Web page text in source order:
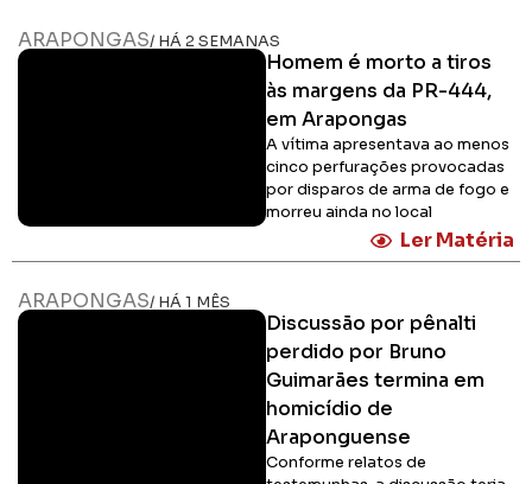
ARAPONGAS/ HÁ 2 SEMANAS
Homem é morto a tiros
às margens da PR-444,
em Arapongas
A vítima apresentava ao menos
cinco perfurações provocadas
por disparos de arma de fogo e
morreu ainda no local
Ler Matéria
ARAPONGAS/ HÁ 1 MÊS
Discussão por pênalti
perdido por Bruno
Guimarães termina em
homicídio de
Araponguense
Conforme relatos de